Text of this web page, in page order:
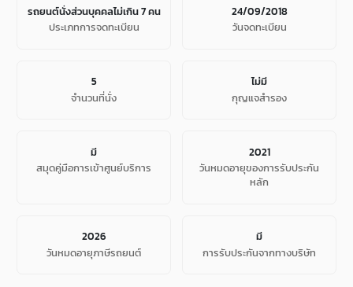
รถยนต์นั่งส่วนบุคคลไม่เกิน 7 คน
ประเภทการจดทะเบียน
24/09/2018
วันจดทะเบียน
5
จํานวนที่นั่ง
ไม่มี
กุญแจสำรอง
มี
สมุดคู่มือการเข้าศูนย์บริการ
2021
วันหมดอายุของการรับประกัน
หลัก
2026
วันหมดอายุภาษีรถยนต์
มี
การรับประกันจากทางบริษัท